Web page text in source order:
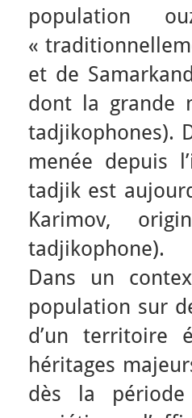
population
«
et de
dont la grande
tadjikophones).
menée depuis
tadjik est
Karimov,
tadjikophone).
Dans un
population sur
d’un territoire
héritages
dès la